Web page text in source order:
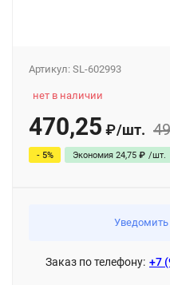
Артикул: SL-602993
нет в наличии
470,25 ₽/шт.
- 5% Экономия 24,75 ₽ /шт.
Уведомить
Заказ по телефону: +7